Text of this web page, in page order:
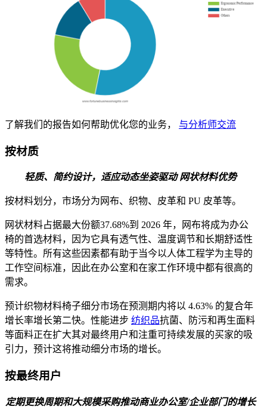
了解我们的报告如何帮助优化您的业务， 与分析师交流
按材质
轻质、简约设计，适应动态坐姿驱动 网状材料优势
按材料划分，市场分为网布、织物、皮革和 PU 皮革等。
网状材料占据最大份额37.68%到 2026 年，网布将成为办公
椅的首选材料，因为它具有透气性、温度调节和长期舒适性
等特性。所有这些因素都有助于当今以人体工程学为主导的
工作空间标准，因此在办公室和在家工作环境中都有很高的
需求。
预计织物材料椅子细分市场在预测期内将以 4.63% 的复合年
增长率增长第二快。性能进步 纺织品抗菌、防污和再生面料
等面料正在扩大其对最终用户和注重可持续发展的买家的吸
引力，预计这将推动细分市场的增长。
按最终用户
定期更换周期和大规模采购推动商业办公室/企业部门的增长